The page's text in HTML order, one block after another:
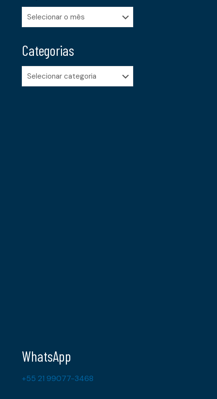
Arquivos
Categorias
Categorias
WhatsApp
+55 21 99077-3468